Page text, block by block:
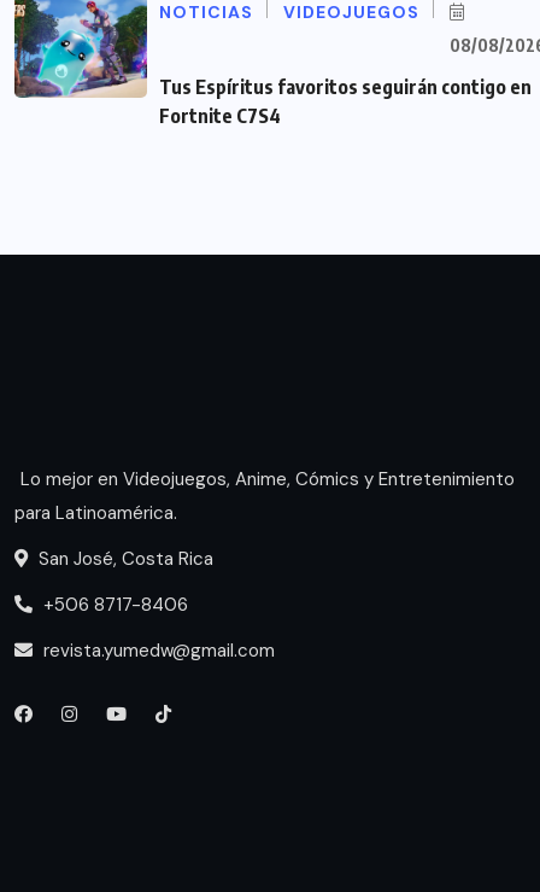
NOTICIAS VIDEOJUEGOS
08/08/
Tus Espíritus favoritos seguirán contigo en
Fortnite C7S4
Lo mejor en Videojuegos, Anime, Cómics y Entretenimiento
para Latinoamérica.
San José, Costa Rica
+506 8717-8406
revista.yumedw@gmail.com